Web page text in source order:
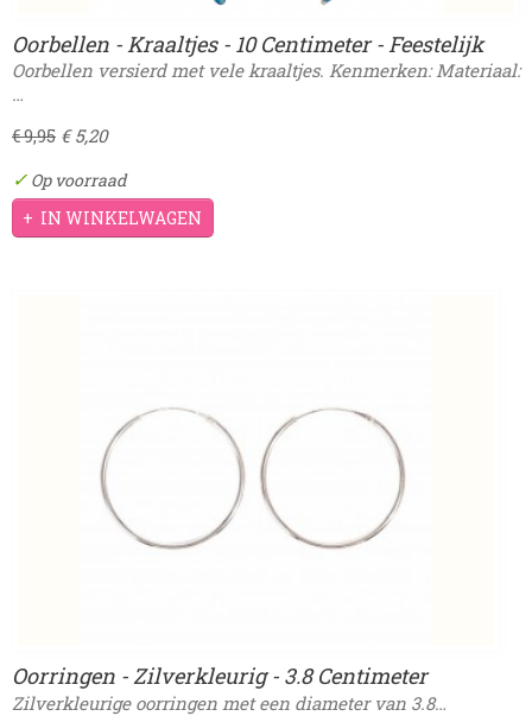
Oorbellen - Kraaltjes - 10 Centimeter - Feestelijk
Oorbellen versierd met vele kraaltjes. Kenmerken: Materiaal:
…
€ 9,95 € 5,20
✓ Op voorraad
IN WINKELWAGEN
Oorringen - Zilverkleurig - 3.8 Centimeter
Zilverkleurige oorringen met een diameter van 3.8…